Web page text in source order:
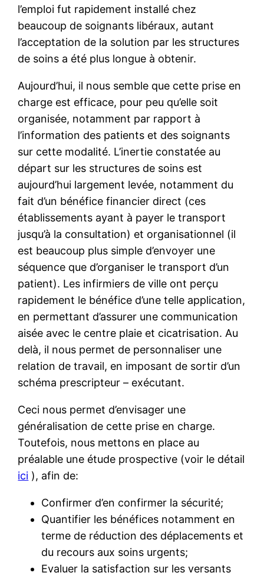
l’emploi fut rapidement installé chez
beaucoup de soignants libéraux, autant
l’acceptation de la solution par les structures
de soins a été plus longue à obtenir.
Aujourd’hui, il nous semble que cette prise en
charge est efficace, pour peu qu’elle soit
organisée, notamment par rapport à
l’information des patients et des soignants
sur cette modalité. L’inertie constatée au
départ sur les structures de soins est
aujourd’hui largement levée, notamment du
fait d’un bénéfice financier direct (ces
établissements ayant à payer le transport
jusqu’à la consultation) et organisationnel (il
est beaucoup plus simple d’envoyer une
séquence que d’organiser le transport d’un
patient). Les infirmiers de ville ont perçu
rapidement le bénéfice d’une telle application,
en permettant d’assurer une communication
aisée avec le centre plaie et cicatrisation. Au
delà, il nous permet de personnaliser une
relation de travail, en imposant de sortir d’un
schéma prescripteur – exécutant.
Ceci nous permet d’envisager une
généralisation de cette prise en charge.
Toutefois, nous mettons en place au
préalable une étude prospective (voir le détail
ici ), afin de:
Confirmer d’en confirmer la sécurité;
Quantifier les bénéfices notamment en
terme de réduction des déplacements et
du recours aux soins urgents;
Evaluer la satisfaction sur les versants